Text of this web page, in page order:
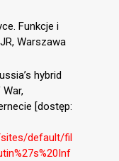
Funkcje i
Warszawa
hybrid
[dostęp:
sites/default/fil